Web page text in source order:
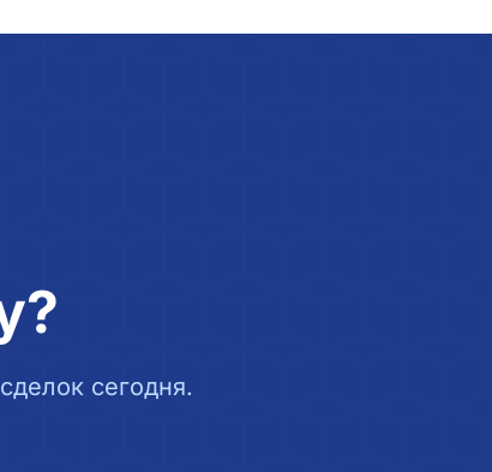
сегодня.